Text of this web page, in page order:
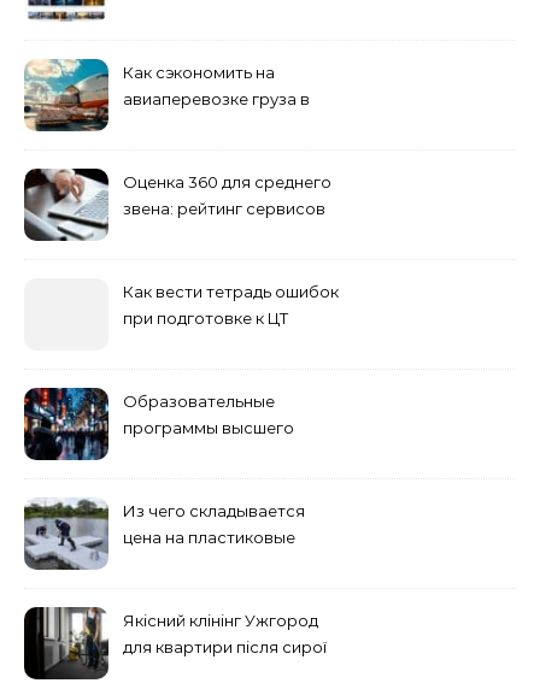
Как сэкономить на
авиаперевозке груза в
Оценка 360 для среднего
звена: рейтинг сервисов
Как вести тетрадь ошибок
при подготовке к ЦТ
Образовательные
программы высшего
Из чего складывается
цена на пластиковые
Якісний клінінг Ужгород
для квартири після сирої